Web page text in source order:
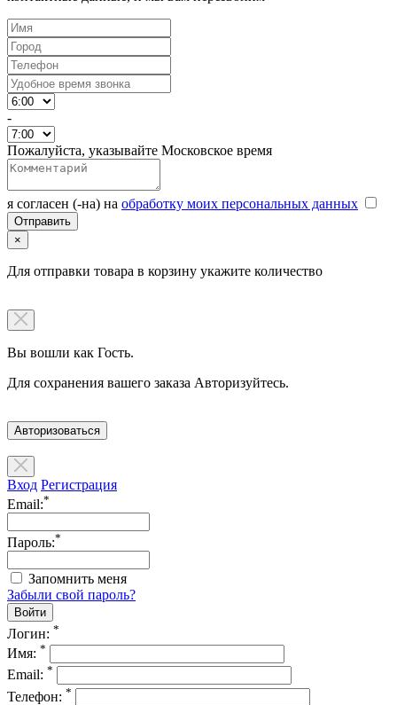
-
Пожалуйста, указывайте Московское время
я согласен (-на) на обработку моих персональных данных
×
Для отправки товара в корзину укажите количество
Вы вошли как Гость.
Для сохранения вашего заказа Авторизуйтесь.
Авторизоваться
Вход Регистрация
Email:*
Пароль:*
Запомнить меня
Забыли свой пароль?
Логин: *
Имя: *
Email: *
Телефон: *